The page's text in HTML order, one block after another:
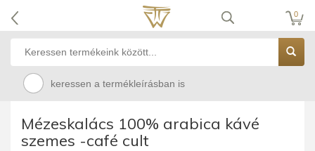
0
keressen a termékleírásban is
Mézeskalács 100% arabica kávé
szemes -café cult